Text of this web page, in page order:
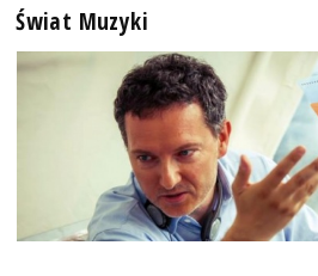
Świat Muzyki